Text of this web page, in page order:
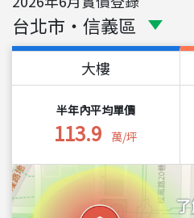
台北市 ・ 信義區
大樓
半年內平均單價
113.9 萬/坪